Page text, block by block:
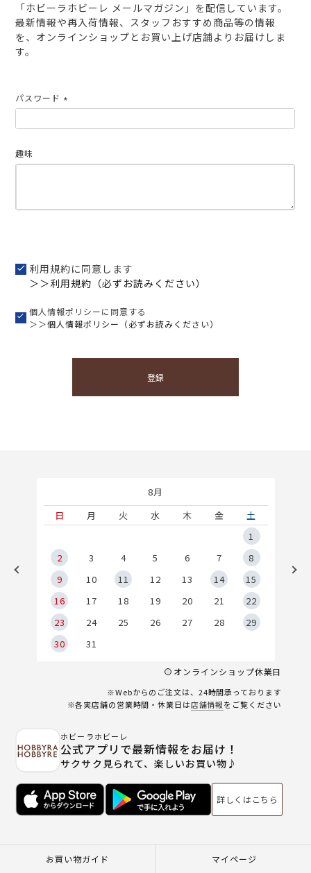
「ホビーラホビーレ メールマガジン」を配信しています。
最新情報や再入荷情報、スタッフおすすめ商品等の情報
を、オンラインショップとお買い上げ店舗よりお届けしま
す。
パスワード
須)
趣味
利用規約に同意します
＞＞利用規約（必ずお読みください）
個人情報ポリシーに同意する
＞＞個人情報ポリシー（必ずお読みください）
登録
8月
日
月 火 水 木 金
土
1
2
3 4 5 6 7
8
9
10 11 12 13 14
15
16
17 18 19 20 21
22
23
24 25 26 27 28
29
30
31
オンラインショップ休業日
※Webからのご注文は、24時間承っております
※各実店舗の営業時間・休業日は店舗情報をご覧ください
ホビーラホビーレ
公式アプリで最新情報をお届け！
サクサク見られて、楽しいお買い物♪
詳しくはこちら
お買い物ガイド マイページ